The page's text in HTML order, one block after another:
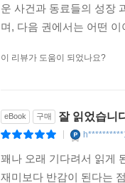
장송의 프리렌 15권은 잔
운 사건과 동료들의 성장
eBook 구매 잘 읽었습니
|
꽤나 오래 기다려서 읽게